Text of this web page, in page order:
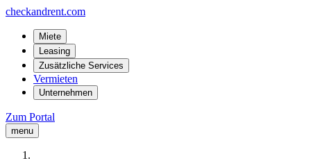
checkandrent.com
Miete
Leasing
Zusätzliche Services
Vermieten
Unternehmen
Zum Portal
menu